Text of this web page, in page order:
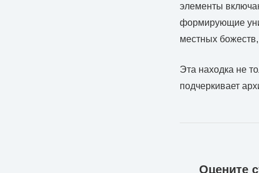
элементы
формирующие
местных
Эта находка не
подчеркивает
Оцените